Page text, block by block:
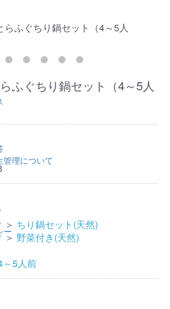
管理について
ー
ふぐちり鍋セット（4～5人
＞ ちり鍋セット(天然)
＞ 野菜付き(天然)
～5人前